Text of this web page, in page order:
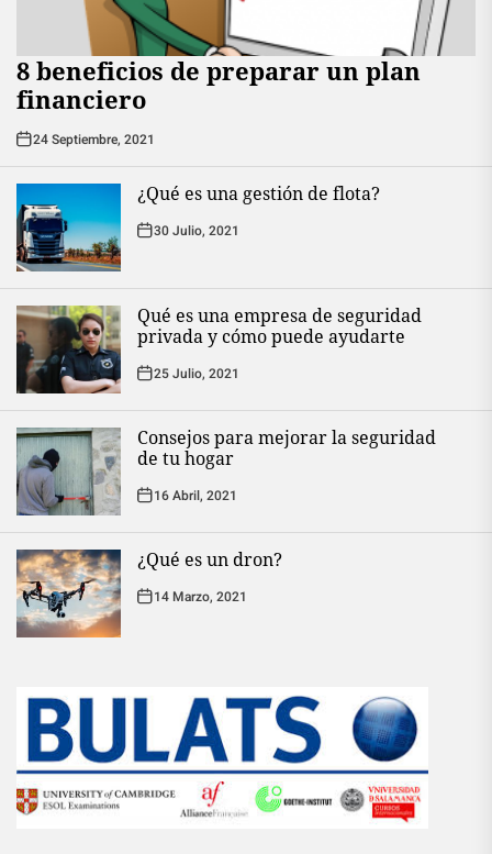
8 beneficios de preparar un plan
financiero
24 Septiembre, 2021
¿Qué es una gestión de flota?
30 Julio, 2021
Qué es una empresa de seguridad
privada y cómo puede ayudarte
25 Julio, 2021
Consejos para mejorar la seguridad
de tu hogar
16 Abril, 2021
¿Qué es un dron?
14 Marzo, 2021